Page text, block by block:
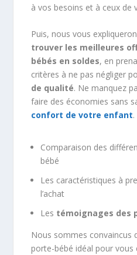
à vos besoins et à ceux de
Puis, nous vous
trouver les meilleures
bébés en soldes, en
critères à ne pas négliger
de qualité. Ne manquez
faire des économies sans
confort de votre enfant.
Comparaison des
bébé
Les caractéristiques à
l’achat
Les témoignages des
Nous sommes convaincus
porte-bébé idéal pour